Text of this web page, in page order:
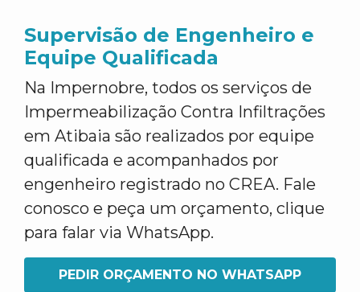
Supervisão de Engenheiro e
Equipe Qualificada
Na Impernobre, todos os serviços de
Impermeabilização Contra Infiltrações
em Atibaia são realizados por equipe
qualificada e acompanhados por
engenheiro registrado no CREA. Fale
conosco e peça um orçamento, clique
para falar via WhatsApp.
PEDIR ORÇAMENTO NO WHATSAPP